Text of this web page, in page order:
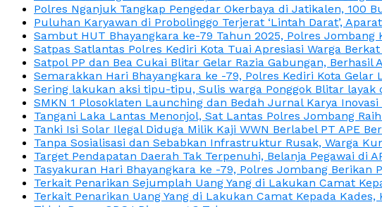
Polres Nganjuk Tangkap Pengedar Okerbaya di Jatikalen, 100
Puluhan Karyawan di Probolinggo Terjerat ‘Lintah Darat’,
Sambut HUT Bhayangkara ke-79 Tahun 2025, Polres
Satpas Satlantas Polres Kediri Kota Tuai Apresiasi Warga
Satpol PP dan Bea Cukai Blitar Gelar Razia Gabungan,
Semarakkan Hari Bhayangkara ke -79, Polres Kediri Kota Gelar
Sering lakukan aksi tipu-tipu, Sulis warga Ponggok Blitar layak
SMKN 1 Plosoklaten Launching dan Bedah Jurnal Karya
Tangani Laka Lantas Menonjol, Sat Lantas Polres Jombang
Tanki Isi Solar Ilegal Diduga Milik Kaji WWN Berlabel PT APE
Tanpa Sosialisasi dan Sebabkan Infrastruktur Rusak, Warga
Target Pendapatan Daerah Tak Terpenuhi, Belanja Pegawai di
Tasyakuran Hari Bhayangkara ke -79, Polres Jombang
Terkait Penarikan Sejumplah Uang Yang di Lakukan Camat
Terkait Penarikan Uang Yang di Lakukan Camat Kepada